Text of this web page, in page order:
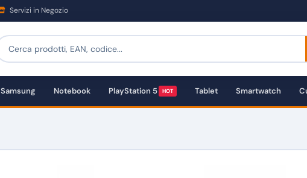
Servizi in Negozio
Samsung Notebook PlayStation 5 HOT Tablet Smartwatch